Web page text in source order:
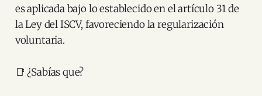
es aplicada bajo lo establecido en el artículo 31 de
la Ley del ISCV, favoreciendo la regularización
voluntaria.
📑 ¿Sabías que?